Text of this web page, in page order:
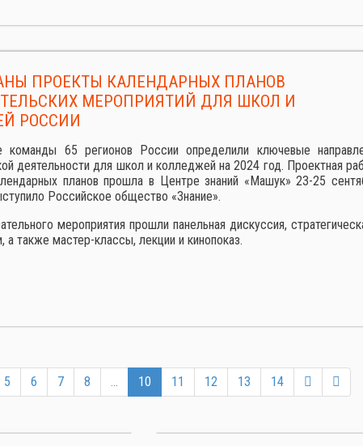
ПРОЕКТЫ КАЛЕНДАРНЫХ ПЛАНОВ
МЕРОПРИЯТИЙ ДЛЯ ШКОЛ И
РОССИИ
команды 65 регионов России определили ключевые
деятельности для школ и колледжей на 2024 год. Проектная
планов прошла в Центре знаний «Машук» 23-25
Российское общество «Знание».
мероприятия прошли панельная дискуссия,
а также мастер-классы, лекции и кинопоказ.
5 6 7 8 ... 10 11 12 13 14